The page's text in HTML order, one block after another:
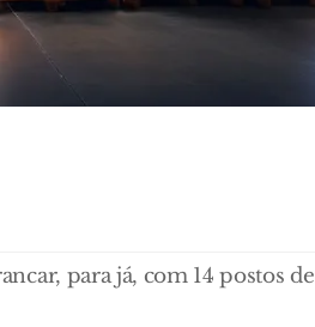
para já, com 14 postos de